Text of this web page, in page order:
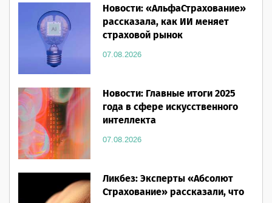
Новости: «АльфаСтрахование»
рассказала, как ИИ меняет
страховой рынок
07.08.2026
Новости: Главные итоги 2025
года в сфере искусственного
интеллекта
07.08.2026
Ликбез: Эксперты «Абсолют
Страхование» рассказали, что